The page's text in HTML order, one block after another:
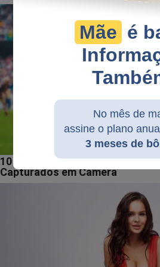
Mãe é
No mês de
assine o plano
3 meses de